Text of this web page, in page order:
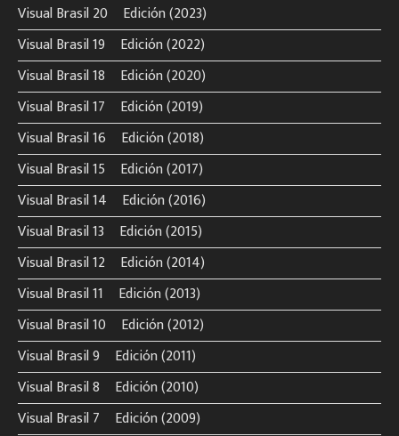
Visual Brasil 20º Edición (2023)
Visual Brasil 19º Edición (2022)
Visual Brasil 18º Edición (2020)
Visual Brasil 17º Edición (2019)
Visual Brasil 16º Edición (2018)
Visual Brasil 15º Edición (2017)
Visual Brasil 14º Edición (2016)
Visual Brasil 13º Edición (2015)
Visual Brasil 12º Edición (2014)
Visual Brasil 11º Edición (2013)
Visual Brasil 10º Edición (2012)
Visual Brasil 9º Edición (2011)
Visual Brasil 8º Edición (2010)
Visual Brasil 7º Edición (2009)